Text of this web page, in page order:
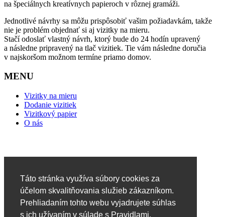
Táto stránka využíva súbory cookies za
účelom skvalitňovania služieb zákazníkom.
Prehliadaním tohto webu vyjadrujete súhlas
s ich užívaním v súlade s Pravidlami.
na špeciálnych kreatívnych papieroch v rôznej gramáži.
Jednotlivé návrhy sa môžu prispôsobiť vašim požiadavkám, takže
nie je problém objednať si aj vizitky na mieru.
Stačí odoslať vlastný návrh, ktorý bude do 24 hodín upravený
a následne pripravený na tlač vizitiek. Tie vám následne doručia
v najskoršom možnom termíne priamo domov.
MENU
Vizitky na mieru
Dodanie vizitiek
Vizitkový papier
O nás